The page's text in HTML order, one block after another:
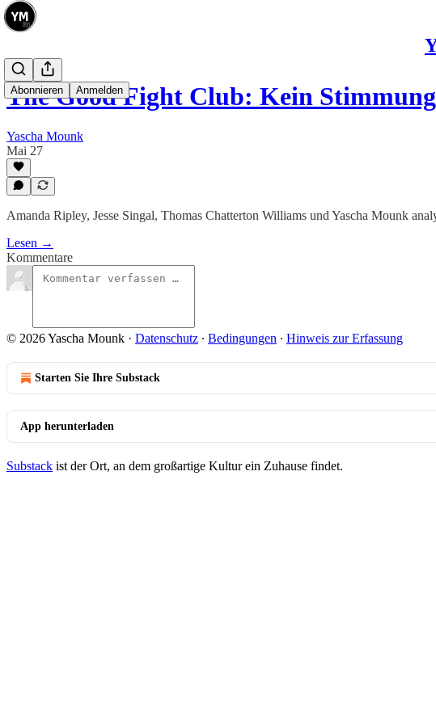
Abonnieren Anmelden
The Good Fight Club: Kein
Yascha Mounk
Mai 27
Amanda Ripley, Jesse Singal, Thomas Chatterton Williams und Yascha Mounk
Lesen →
Kommentare
© 2026 Yascha Mounk · Datenschutz ∙ Bedingungen ∙ Hinweis zur Erfassung
Starten Sie Ihre Substack
App herunterladen
Substack ist der Ort, an dem großartige Kultur ein Zuhause findet.